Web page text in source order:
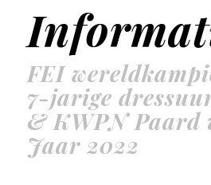
FEI
7-jarige
& KWPN Paard
Jaar 2022